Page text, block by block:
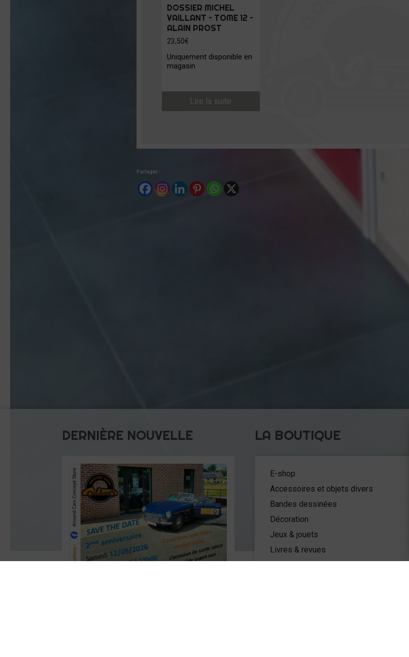
DOSSIER MICHEL
VAILLANT – TOME 12 –
ALAIN PROST
23,50€
Uniquement disponible en
magasin
Lire la suite
Partager :
DERNIÈRE NOUVELLE LA BOUTIQUE
E-shop
Accessoires et objets divers
Bandes dessinées
Décoration
Jeux & jouets
Livres & revues